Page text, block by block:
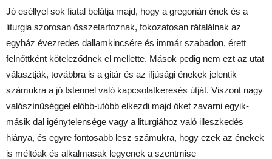
Jó eséllyel sok fiatal belátja majd, hogy a gregorián ének és a
liturgia szorosan összetartoznak, fokozatosan rátalálnak az
egyház évezredes dallamkincsére és immár szabadon, érett
felnőttként köteleződnek el mellette. Mások pedig nem ezt az utat
választják, továbbra is a gitár és az ifjúsági énekek jelentik
számukra a jó Istennel való kapcsolatkeresés útját. Viszont nagy
valószínűséggel előbb-utóbb elkezdi majd őket zavarni egyik-
másik dal igénytelensége vagy a liturgiához való illeszkedés
hiánya, és egyre fontosabb lesz számukra, hogy ezek az énekek
is méltóak és alkalmasak legyenek a szentmise